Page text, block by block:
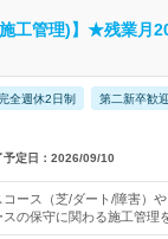
施工管理)】★残業月
全週休2日制 第二新卒歓迎
予定日：2026/09/10
ース（芝/ダート/障害）
の保守に関わる施工管理